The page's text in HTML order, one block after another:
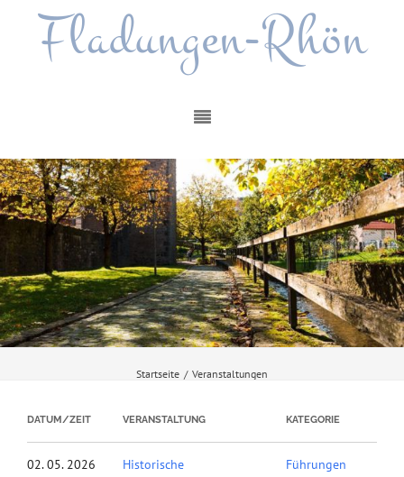
Fladungen-Rhön
Startseite / Veranstaltungen
DATUM/ZEIT VERANSTALTUNG KATEGORIE
02. 05. 2026
Historische
Führungen